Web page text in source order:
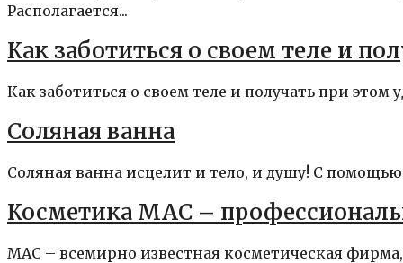
Располагается...
Как заботиться о своем теле и
Как заботиться о своем теле и получать при
Соляная ванна
Соляная ванна исцелит и тело, и душу! С
Косметика MAC –
MAC – всемирно известная косметическая